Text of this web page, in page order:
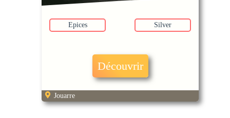
Epices Silver
Découvrir
Jouarre